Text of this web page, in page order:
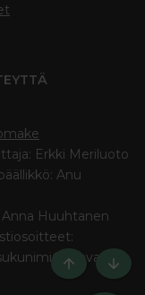
Erkki Meriluoto
Anu
Huuhtanen
Ylös